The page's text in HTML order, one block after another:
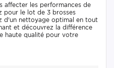
affecter les performances de
pour le lot de 3 brosses
d'un nettoyage optimal en tout
et découvrez la différence
haute qualité pour votre